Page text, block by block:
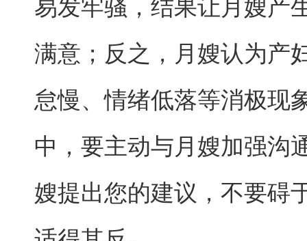
易发牢骚，结果让月嫂产
满意；反之，月嫂认为产
怠慢、情绪低落等消极现
中，要主动与月嫂加强沟
嫂提出您的建议，不要碍